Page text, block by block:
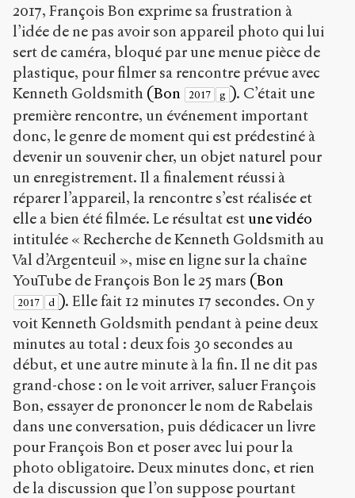
Creative
Commons
Attribution-
ShareAlike
International
(CC BY-SA
4.0)
à la
version
PDF
2017, François Bon exprime sa frustration à
l’idée de ne pas avoir son appareil photo qui lui
sert de caméra, bloqué par une menue pièce de
plastique, pour filmer sa rencontre prévue avec
Kenneth Goldsmith (Bon 2017 g ). C’était une
première rencontre, un événement important
donc, le genre de moment qui est prédestiné à
devenir un souvenir cher, un objet naturel pour
un enregistrement. Il a finalement réussi à
réparer l’appareil, la rencontre s’est réalisée et
elle a bien été filmée. Le résultat estune vidéo
intitulée « Recherche de Kenneth Goldsmith au
Val d’Argenteuil », mise en ligne sur la chaîne
YouTube de François Bon le 25 mars (Bon
2017 d ). Elle fait 12 minutes 17 secondes. On y
voit Kenneth Goldsmith pendant à peine deux
minutes au total : deux fois 30 secondes au
début, et une autre minute à la fin. Il ne dit pas
grand-chose : on le voit arriver, saluer François
Bon, essayer de prononcer le nom de Rabelais
dans une conversation, puis dédicacer un livre
pour François Bon et poser avec lui pour la
photo obligatoire. Deux minutes donc, et rien
de la discussion que l’on suppose pourtant